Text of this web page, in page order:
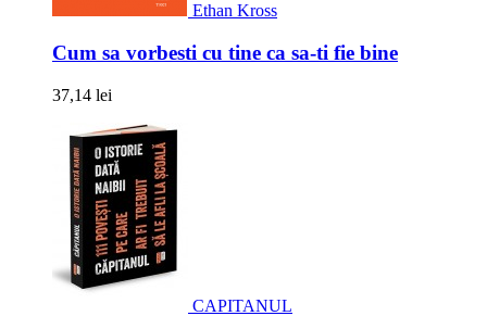
Ethan Kross
Cum sa vorbesti cu tine ca sa-ti fie bine
37,14 lei
CAPITANUL